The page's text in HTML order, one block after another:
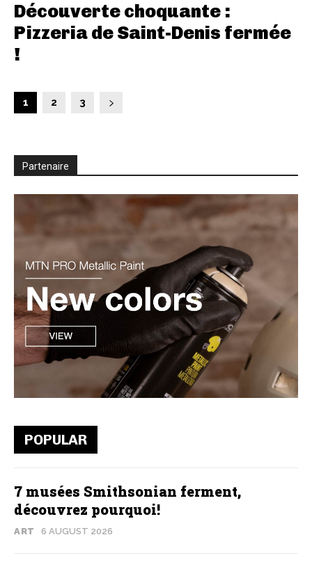
Découverte choquante :
Pizzeria de Saint-Denis fermée
!
1 2 3
Partenaire
POPULAR
7 musées Smithsonian ferment,
découvrez pourquoi!
ART 6 AUGUST 2026